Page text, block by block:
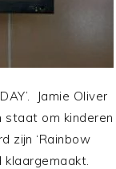
Jamie Oliver
om kinderen
zijn ‘Rainbow
klaargemaakt.